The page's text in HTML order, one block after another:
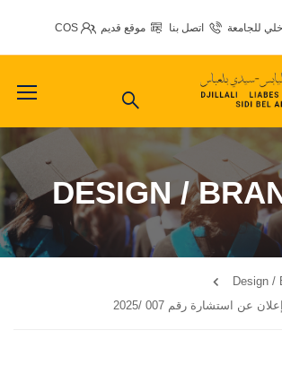
للجامعة اتصل بنا موقع قديم COS
DESIGN /
Design /
عن استشارة رقم 007 /2025